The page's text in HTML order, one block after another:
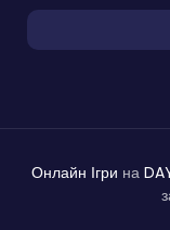
Онлайн Ігри на